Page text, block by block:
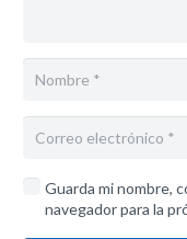
Guarda mi nombre,
navegador para la